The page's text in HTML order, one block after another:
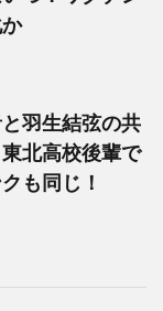
羽生結弦の共
北高校後輩で
も同じ！